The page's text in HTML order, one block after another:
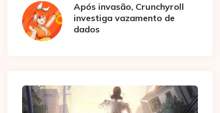
Após invasão, Crunchyroll
investiga vazamento de
dados